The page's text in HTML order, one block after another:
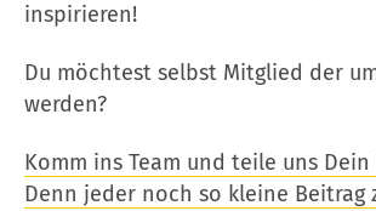
inspirieren!
Du möchtest selbst Mitglied der
werden?
Komm ins Team und teile uns
Denn jeder noch so kleine Beitrag